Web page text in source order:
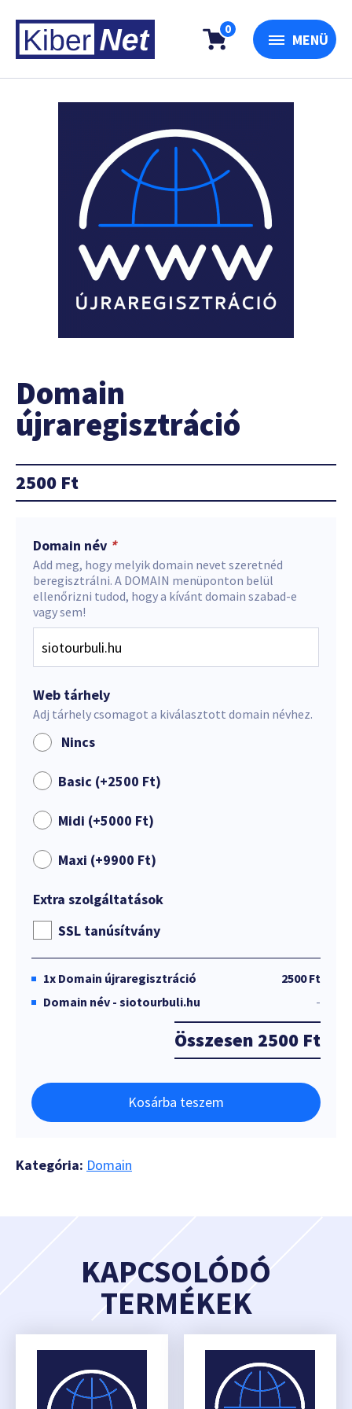
0
MENÜ
Domain
újraregisztráció
2500 Ft
Domain név *
Add meg, hogy melyik domain nevet szeretnéd
beregisztrálni. A DOMAIN menüponton belül
ellenőrizni tudod, hogy a kívánt domain szabad-e
vagy sem!
Web tárhely
Adj tárhely csomagot a kiválasztott domain névhez.
Nincs
Basic (+2500 Ft)
Midi (+5000 Ft)
Maxi (+9900 Ft)
Extra szolgáltatások
SSL tanúsítvány
1x Domain újraregisztráció
2500 Ft
Domain név - siotourbuli.hu
-
Összesen 2500 Ft
Kosárba teszem
Kategória: Domain
KAPCSOLÓDÓ
TERMÉKEK